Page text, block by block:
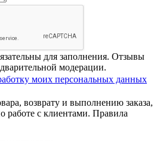
для заполнения. Отзывы
модерации.
моих персональных данных
возврату и выполнению заказа,
работе с клиентами. Правила